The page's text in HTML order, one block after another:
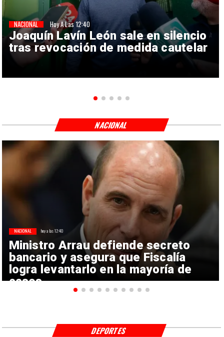
Joaquín Lavín León sale en silencio
tras revocación de medida cautelar
NACIONAL Hoy A Las 12:40
Ministro Arrau defiende secreto
bancario y asegura que Fiscalía
logra levantarlo en la mayoría de
casos
NACIONAL hoy a las 12:40
NACIONAL
DEPORTES